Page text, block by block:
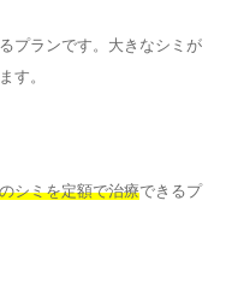
プランです。大きなシミが
す。
シミを定額で治療できるプ